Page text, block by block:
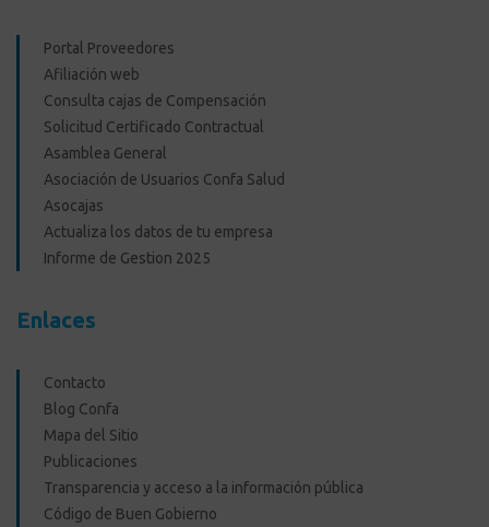
Portal Proveedores
Afiliación web
Consulta cajas de Compensación
Solicitud Certificado Contractual
Asamblea General
Asociación de Usuarios Confa Salud
Asocajas
Actualiza los datos de tu empresa
Informe de Gestion 2025
Enlaces
Contacto
Blog Confa
Mapa del Sitio
Publicaciones
Transparencia y acceso a la información pública
Código de Buen Gobierno